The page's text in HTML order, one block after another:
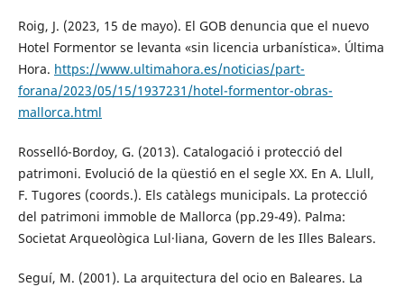
Roig, J. (2023, 15 de mayo). El GOB denuncia que el nuevo
Hotel Formentor se levanta «sin licencia urbanística». Última
Hora. https://www.ultimahora.es/noticias/part-
forana/2023/05/15/1937231/hotel-formentor-obras-
mallorca.html
Rosselló-Bordoy, G. (2013). Catalogació i protecció del
patrimoni. Evolució de la qüestió en el segle XX. En A. Llull,
F. Tugores (coords.). Els catàlegs municipals. La protecció
del patrimoni immoble de Mallorca (pp.29-49). Palma:
Societat Arqueològica Lul·liana, Govern de les Illes Balears.
Seguí, M. (2001). La arquitectura del ocio en Baleares. La